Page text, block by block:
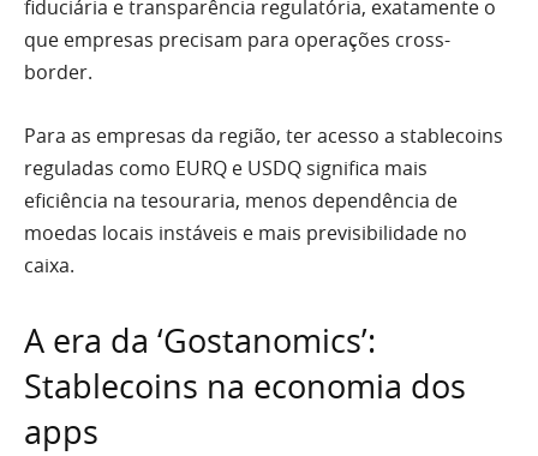
fiduciária e transparência regulatória, exatamente o
que empresas precisam para operações cross-
border.
Para as empresas da região, ter acesso a stablecoins
reguladas como EURQ e USDQ significa mais
eficiência na tesouraria, menos dependência de
moedas locais instáveis e mais previsibilidade no
caixa.
A era da ‘Gostanomics’:
Stablecoins na economia dos
apps